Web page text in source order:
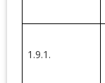
1.9.1.